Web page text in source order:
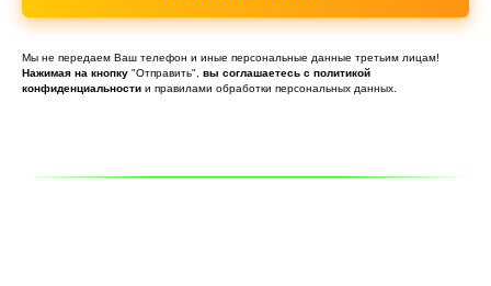
Мы не передаем Ваш телефон и иные персональные данные третьим лицам!
Нажимая на кнопку "Отправить", вы соглашаетесь с политикой
конфиденциальности и правилами обработки персональных данных.